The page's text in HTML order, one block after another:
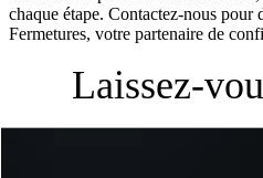
chaque étape. Contactez-nous
Fermetures, votre partenaire de
Laissez-